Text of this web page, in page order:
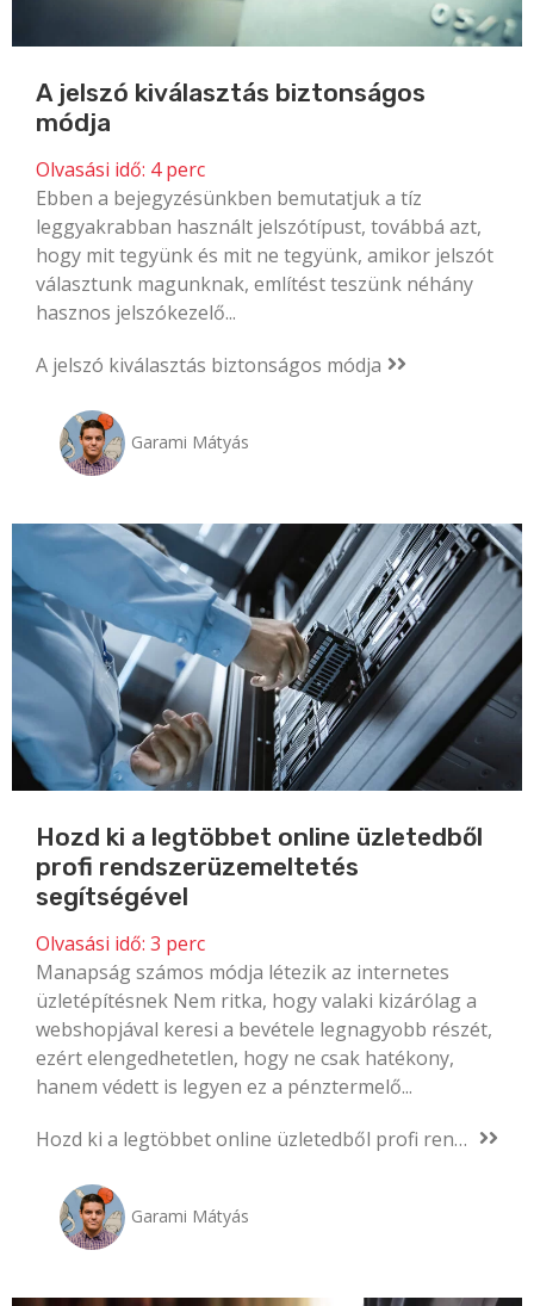
A jelszó kiválasztás biztonságos
módja
Olvasási idő: 4 perc
Ebben a bejegyzésünkben bemutatjuk a tíz
leggyakrabban használt jelszótípust, továbbá azt,
hogy mit tegyünk és mit ne tegyünk, amikor jelszót
választunk magunknak, említést teszünk néhány
hasznos jelszókezelő...
A jelszó kiválasztás biztonságos módja
Garami Mátyás
Hozd ki a legtöbbet online üzletedből
profi rendszerüzemeltetés
segítségével
Olvasási idő: 3 perc
Manapság számos módja létezik az internetes
üzletépítésnek Nem ritka, hogy valaki kizárólag a
webshopjával keresi a bevétele legnagyobb részét,
ezért elengedhetetlen, hogy ne csak hatékony,
hanem védett is legyen ez a pénztermelő...
Hozd ki a legtöbbet online üzletedből profi rendszerüzemeltetés segítségével
Garami Mátyás